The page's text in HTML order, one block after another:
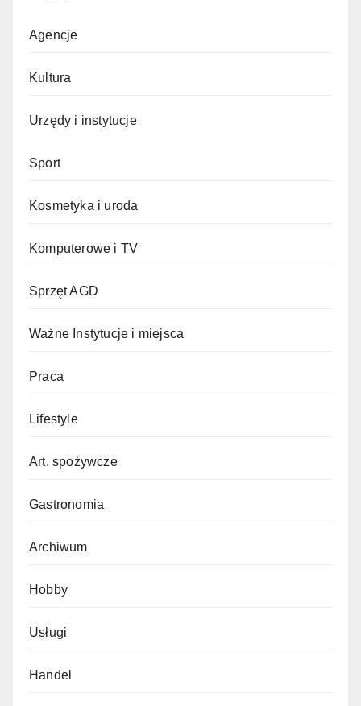
Agencje
Kultura
Urzędy i instytucje
Sport
Kosmetyka i uroda
Komputerowe i TV
Sprzęt AGD
Ważne Instytucje i miejsca
Praca
Lifestyle
Art. spożywcze
Gastronomia
Archiwum
Hobby
Usługi
Handel